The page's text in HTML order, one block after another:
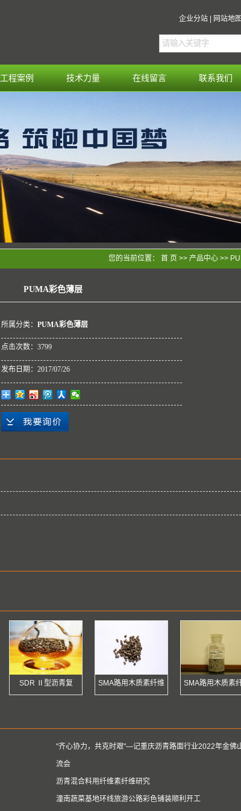
企业分站 网站地图
工程案例 技术力量 在线留言 联系我们
您的当前位置： 首 页 >> 产品中心 >>
PUMA彩色薄层
所属分类： PUMA彩色薄层
点击次数： 3799
发布日期： 2017/07/26
SDR Ⅱ型沥青复 SMA路用木质素纤维 SMA路用木质素
"齐心协力，共克时艰"—记重庆沥青路面行业2022年金佛
流会
沥青混合料用纤维素纤维研究
潼南蔬菜基地环线旅游公路彩色铺装顺利开工